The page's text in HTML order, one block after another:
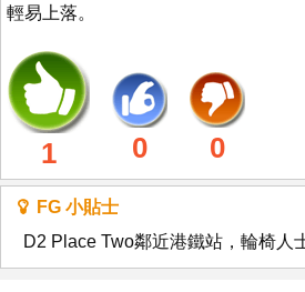
輕易上落。
1 0 0
FG 小貼士
D2 Place Two鄰近港鐵站，輪椅人